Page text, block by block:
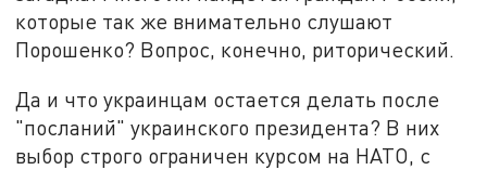
которые так же внимательно слушают
Порошенко? Вопрос, конечно, риторический.
Да и что украинцам остается делать после
"посланий" украинского президента? В них
выбор строго ограничен курсом на НАТО, с